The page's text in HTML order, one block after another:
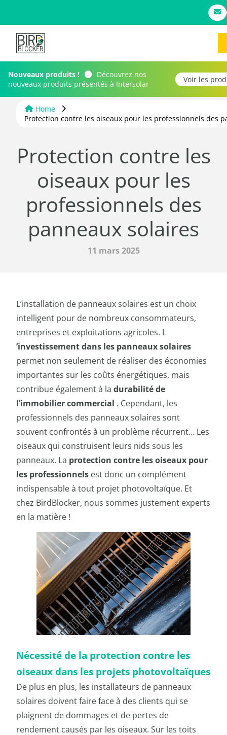
Nouveaux produits !
Découvrez nos
nouveaux produits présentés à Intersolar
Voir les
Home
Protection contre les oiseaux pour les professionnels des
Protection contre les
oiseaux pour les
professionnels des
panneaux solaires
11 mars 2025
L’installation de panneaux solaires est un choix
intelligent pour de nombreux consommateurs,
entreprises et exploitations agricoles. L
’investissement dans les panneaux solaires
permet non seulement de réaliser des économies
importantes sur les coûts énergétiques, mais
contribue également à la durabilité de
l’immobilier commercial . Cependant, les
professionnels des panneaux solaires sont
souvent confrontés à un problème récurrent… Les
oiseaux qui construisent leurs nids sous les
panneaux. La protection contre les oiseaux pour
les professionnels est donc un complément
indispensable à tout projet photovoltaïque. Et
chez BirdBlocker, nous sommes justement experts
en la matière !
Nécessité de la protection contre les
oiseaux dans les projets photovoltaïques
De plus en plus, les installateurs de panneaux
solaires doivent faire face à des clients qui se
plaignent de dommages et de pertes de
rendement causés par les oiseaux. Sur les toits